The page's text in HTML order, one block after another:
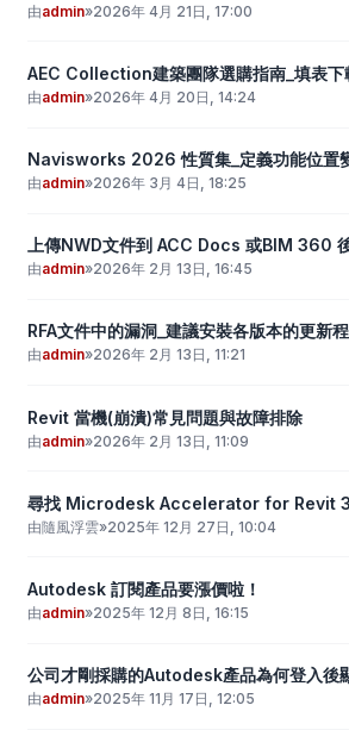
由admin»2026年 4月 21日, 17:00
AEC Collection建築團隊選購指南_填表下
由admin»2026年 4月 20日, 14:24
Navisworks 2026 性質集_定義功能位置
由admin»2026年 3月 4日, 18:25
上傳NWD文件到 ACC Docs 或BIM 360
由admin»2026年 2月 13日, 16:45
RFA文件中的漏洞_建議安裝各版本的更新
由admin»2026年 2月 13日, 11:21
Revit 當機(崩潰)常見問題與故障排除
由admin»2026年 2月 13日, 11:09
尋找 Microdesk Accelerator for Revit
由隨風浮雲»2025年 12月 27日, 10:04
Autodesk 訂閱產品要漲價啦！
由admin»2025年 12月 8日, 16:15
公司才剛採購的Autodesk產品為何登入後
由admin»2025年 11月 17日, 12:05